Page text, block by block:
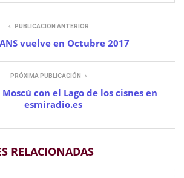
PUBLICACIÓN ANTERIOR
vuelve en Octubre 2017
PRÓXIMA PUBLICACIÓN
con el Lago de los cisnes en
esmiradio.es
RELACIONADAS